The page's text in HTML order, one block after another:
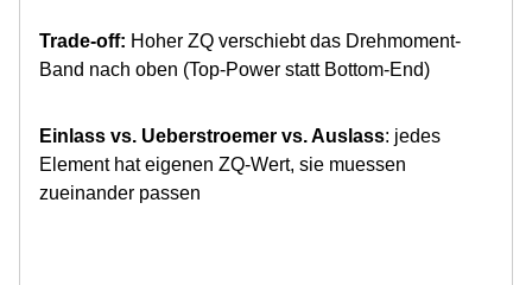
Trade-off: Hoher ZQ verschiebt das Drehmoment-
Band nach oben (Top-Power statt Bottom-End)
Einlass vs. Ueberstroemer vs. Auslass: jedes
Element hat eigenen ZQ-Wert, sie muessen
zueinander passen